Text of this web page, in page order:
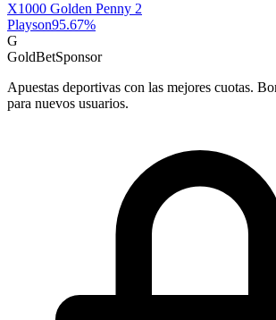
X1000 Golden Penny 2
Playson95.67%
G
GoldBetSponsor
Apuestas deportivas con las mejores cuotas.
para nuevos usuarios.